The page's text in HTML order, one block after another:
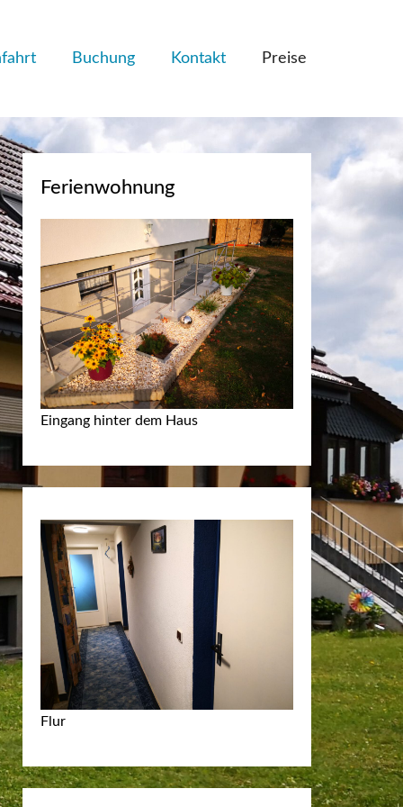
Buchung Kontakt Preise
Ferienwohnung
Eingang hinter dem Haus
Flur